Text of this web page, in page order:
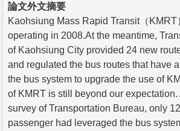
論文外文摘要
Kaohsiung Mass Rapid Transit（KMRT
operating in 2008.At the meantime,
of Kaohsiung City provided 24 new
and regulated the bus routes that have
the bus system to upgrade the use of
of KMRT is still beyond our
survey of Transportation Bureau, only
passenger had leveraged the bus